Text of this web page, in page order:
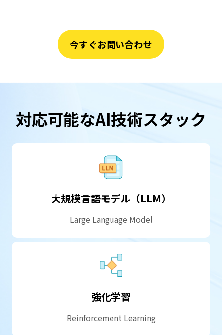
今すぐお問い合わせ
対応可能なAI技術スタック
大規模言語モデル（LLM）
Large Language Model
強化学習
Reinforcement Learning